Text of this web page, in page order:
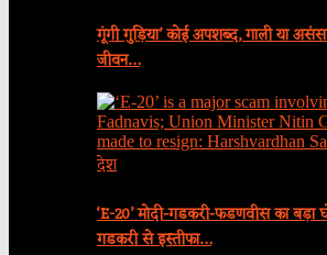
गूंगी गुड़िया’ कोई अपशब्द, गाली या
जीवन…
देश
‘E-20’ मोदी-गडकरी-फडणवीस का बड़ा
गडकरी से इस्तीफा…